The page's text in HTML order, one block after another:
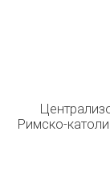
Римско-